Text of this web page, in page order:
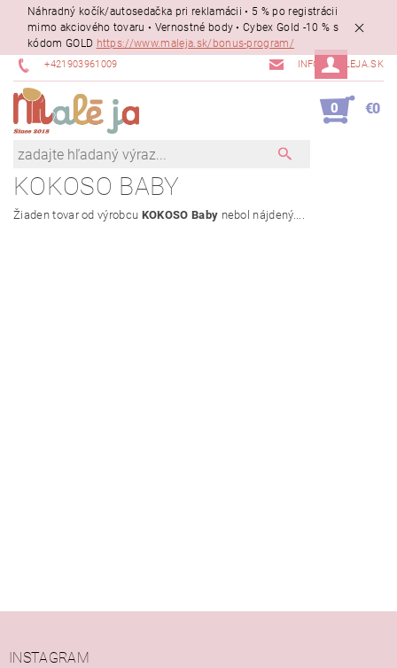
Náhradný kočík/autosedačka pri reklamácii • 5 % po registrácii
mimo akciového tovaru • Vernostné body • Cybex Gold -10 % s
kódom GOLD https://www.maleja.sk/bonus-program/
+421903961009 INFO@MALEJA.SK
0 €0
KOKOSO BABY
Žiaden tovar od výrobcu KOKOSO Baby nebol nájdený....
INSTAGRAM